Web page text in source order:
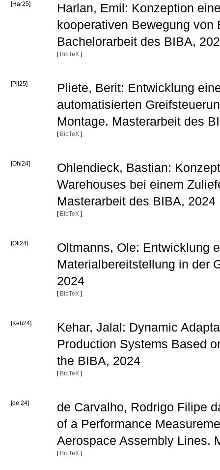
[Har25]
Harlan, Emil: Konzeption
kooperativen Bewegung
Bachelorarbeit des BIBA,
[ BibTeX ]
[Pli25]
Pliete, Berit: Entwicklung
automatisierten
Montage. Masterarbeit des
[ BibTeX ]
[Ohl24]
Ohlendieck, Bastian:
Warehouses bei einem
Masterarbeit des BIBA, 2024
[ BibTeX ]
[Olt24]
Oltmanns, Ole: Entwicklung
Materialbereitstellung in der
2024
[ BibTeX ]
[Keh24]
Kehar, Jalal: Dynamic
Production Systems Based
the BIBA, 2024
[ BibTeX ]
[de 24]
de Carvalho, Rodrigo Filipe
of a Performance
Aerospace Assembly Lines.
[ BibTeX ]